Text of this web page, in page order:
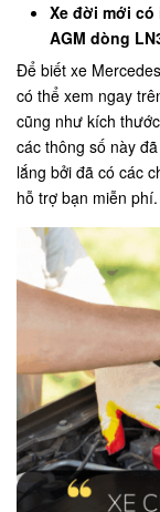
Xe đời mới có
AGM dòng
Để biết xe
có thể xem ngay
cũng như kích
các thông số này
lắng bởi đã có các
hỗ trợ bạn miễn